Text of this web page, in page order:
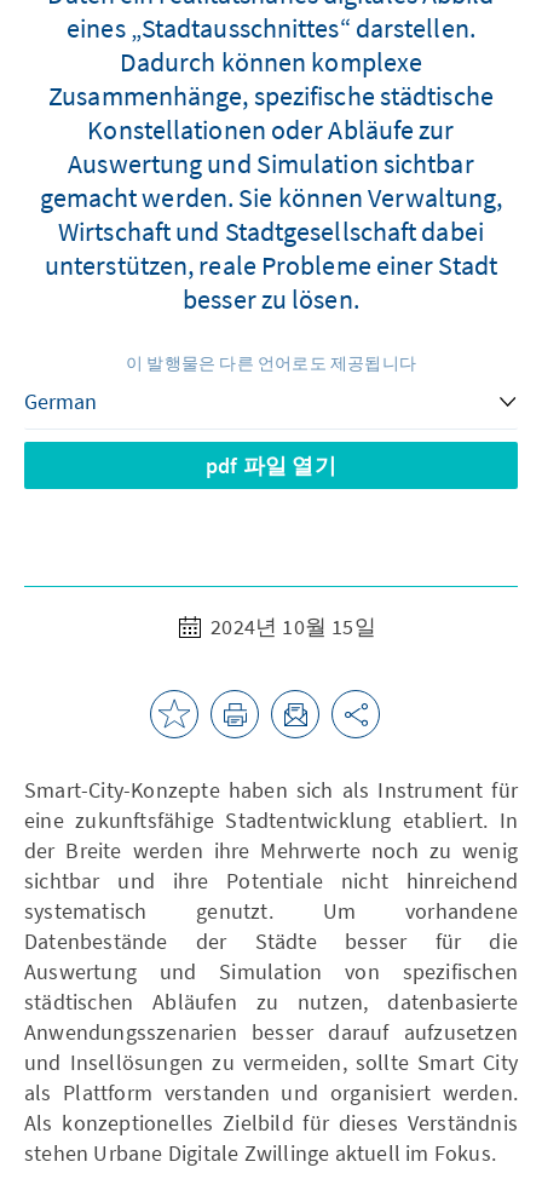
eines „Stadtausschnittes“ darstellen.
Dadurch können komplexe
Zusammenhänge, spezifische städtische
Konstellationen oder Abläufe zur
Auswertung und Simulation sichtbar
gemacht werden. Sie können Verwaltung,
Wirtschaft und Stadtgesellschaft dabei
unterstützen, reale Probleme einer Stadt
besser zu lösen.
이 발행물은 다른 언어로도 제공됩니다
pdf 파일 열기
2024년 10월 15일
Smart-City-Konzepte haben sich als Instrument für
eine zukunftsfähige Stadtentwicklung etabliert. In
der Breite werden ihre Mehrwerte noch zu wenig
sichtbar und ihre Potentiale nicht hinreichend
systematisch genutzt. Um vorhandene
Datenbestände der Städte besser für die
Auswertung und Simulation von spezifischen
städtischen Abläufen zu nutzen, datenbasierte
Anwendungsszenarien besser darauf aufzusetzen
und Insellösungen zu vermeiden, sollte Smart City
als Plattform verstanden und organisiert werden.
Als konzeptionelles Zielbild für dieses Verständnis
stehen Urbane Digitale Zwillinge aktuell im Fokus.